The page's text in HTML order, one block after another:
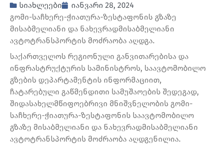
სიახლეები
იანვარი 28, 2024
გომი-საჩხერე-ჭიათურა-ზესტაფონის გზაზე
მისაბმელიანი და ნახევრადმისაბმელიანი
ავტოტრანსპორტის მოძრაობა აღდგა.
საქართველოს რეგიონული განვითარებისა და
ინფრასტრუქტურის სამინისტროს, საავტომობილო
გზების დეპარტამენტის ინფორმაციით,
ჩატარებული გაწმენდითი სამუშაოების შედეგად,
შიდასახელმწიფოებრივი მნიშვნელობის გომი-
საჩხერე-ჭიათურა-ზესტაფონის საავტომობილო
გზაზე მისაბმელიანი და ნახევრადმისაბმელიანი
ავტოტრანსპორტის მოძრაობა აღდგენილია.